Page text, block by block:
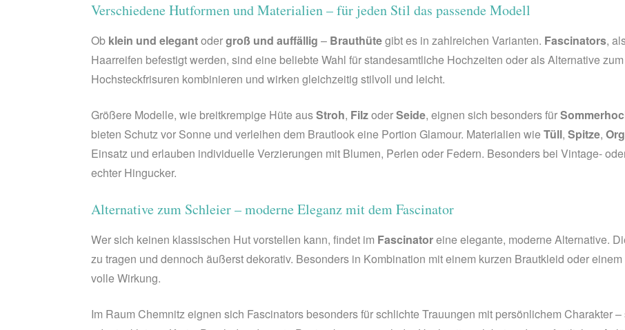
Verschiedene Hutformen und Materialien – für jeden Stil das passende Modell
Ob klein und elegantodergroß und auffällig – Brauthütegibt es in zahlreichen Varianten. Fascinators,
Haarreifen befestigt werden, sind eine beliebte Wahl für standesamtliche Hochzeiten oder als Alternative
Hochsteckfrisuren kombinieren und wirken gleichzeitig stilvoll und leicht.
Größere Modelle, wie breitkrempige Hüte ausStroh, FilzoderSeide, eignen sich besonders für
bieten Schutz vor Sonne und verleihen dem Brautlook eine Portion Glamour. Materialien wie Tüll, Spitze,
Einsatz und erlauben individuelle Verzierungen mit Blumen, Perlen oder Federn. Besonders bei Vintage-
echter Hingucker.
Alternative zum Schleier – moderne Eleganz mit dem Fascinator
Wer sich keinen klassischen Hut vorstellen kann, findet im Fascinatoreine elegante, moderne Alternative.
zu tragen und dennoch äußerst dekorativ. Besonders in Kombination mit einem kurzen Brautkleid oder
volle Wirkung.
Im Raum Chemnitz eignen sich Fascinators besonders für schlichte Trauungen mit persönlichem Charakter